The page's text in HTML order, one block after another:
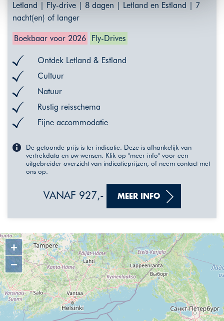
Letland | Fly-drive | 8 dagen | Letland en Estland | 7
nacht(en) of langer
Boekbaar voor 2026 Fly-Drives
Ontdek Letland & Estland
Cultuur
Natuur
Rustig reisschema
Fijne accommodatie
De getoonde prijs is ter indicatie. Deze is afhankelijk van
vertrekdata en uw wensen. Klik op "meer info" voor een
uitgebreider overzicht van indicatieprijzen, of neem contact met
ons op.
VANAF 927,- MEER INFO
+
−